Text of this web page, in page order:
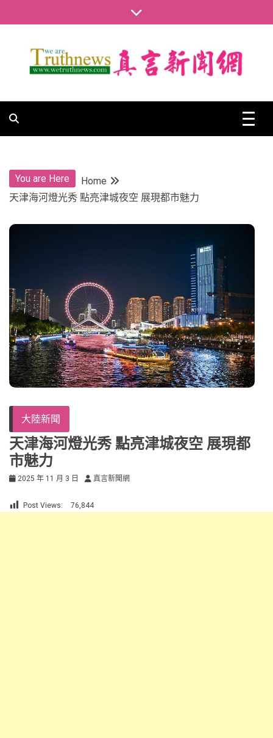
to
真言新聞網
You are Here
Home
天津海河燈光秀 點亮津城夜空 展現都市魅力
大陸新聞
天津海河燈光秀 點亮津城夜空 展現都
市魅力
2025 年 11 月 3 日 真言新聞網
Post Views: 76,844